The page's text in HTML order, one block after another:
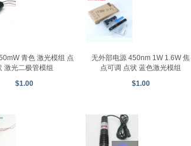
青色 激光模组 点
激光二极管模组
$1.00
无外部电源 450nm 1W 1.6W 焦
点可调 点状 蓝色激光模组
$1.00